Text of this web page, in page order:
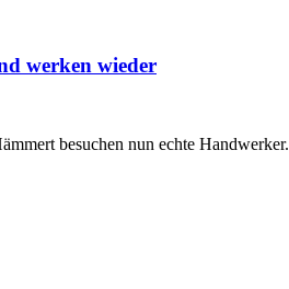
werken wieder
besuchen nun echte Handwerker.